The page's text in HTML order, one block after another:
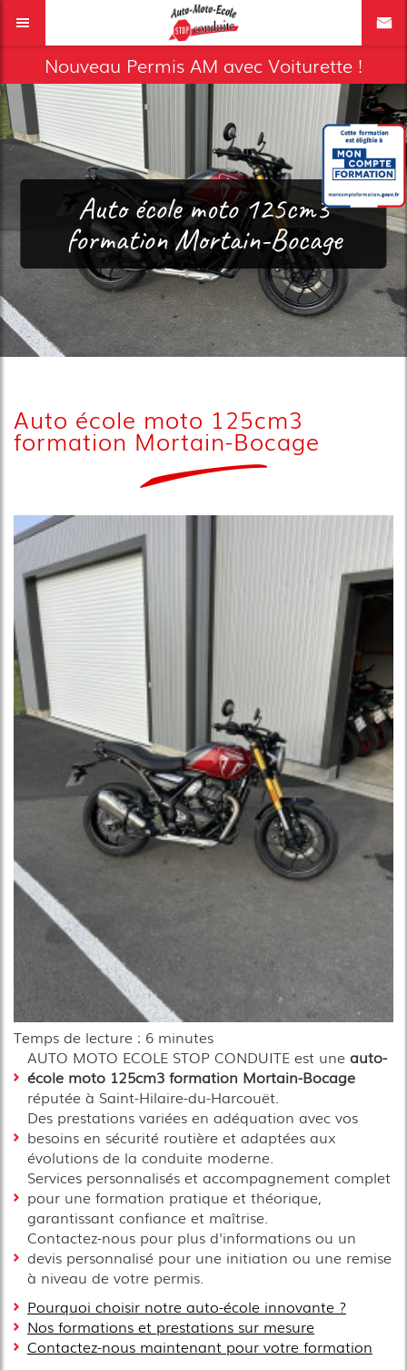
Nouveau Permis AM avec Voiturette !
Auto école moto 125cm3
formation Mortain-Bocage
Auto école moto 125cm3
formation Mortain-Bocage
Temps de lecture : 6 minutes
AUTO MOTO ECOLE STOP CONDUITE est une auto-
école moto 125cm3 formation Mortain-Bocage
réputée à Saint-Hilaire-du-Harcouët.
Des prestations variées en adéquation avec vos
besoins en sécurité routière et adaptées aux
évolutions de la conduite moderne.
Services personnalisés et accompagnement complet
pour une formation pratique et théorique,
garantissant confiance et maîtrise.
Contactez-nous pour plus d'informations ou un
devis personnalisé pour une initiation ou une remise
à niveau de votre permis.
Pourquoi choisir notre auto-école innovante ?
Nos formations et prestations sur mesure
Contactez-nous maintenant pour votre formation